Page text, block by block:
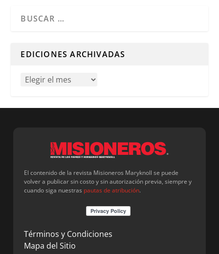
EDICIONES ARCHIVADAS
El contenido de la revista Misioneros Maryknoll se puede
volver a publicar sin costo y sin autorización previa, siempre y
cuando siga nuestras pautas de atribución.
Términos y Condiciones
Mapa del Sitio